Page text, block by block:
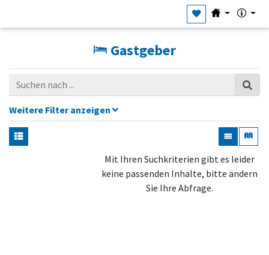
Gastgeber
Weitere Filter anzeigen
Mit Ihren Suchkriterien gibt es leider
keine passenden Inhalte, bitte ändern
Sie Ihre Abfrage.